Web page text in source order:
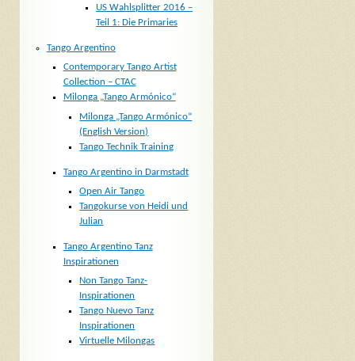
US Wahlsplitter 2016 –
Teil 1: Die Primaries
Tango Argentino
Contemporary Tango Artist
Collection – CTAC
Milonga „Tango Armónico“
Milonga „Tango Armónico“
(English Version)
Tango Technik Training
Tango Argentino in Darmstadt
Open Air Tango
Tangokurse von Heidi und
Julian
Tango Argentino Tanz
Inspirationen
Non Tango Tanz-
Inspirationen
Tango Nuevo Tanz
Inspirationen
Virtuelle Milongas